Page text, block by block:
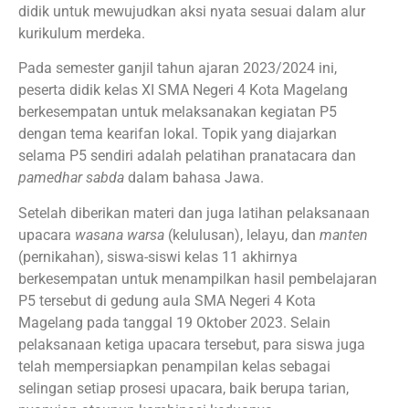
didik untuk mewujudkan aksi nyata sesuai dalam alur
kurikulum merdeka.
Pada semester ganjil tahun ajaran 2023/2024 ini,
peserta didik kelas XI SMA Negeri 4 Kota Magelang
berkesempatan untuk melaksanakan kegiatan P5
dengan tema kearifan lokal. Topik yang diajarkan
selama P5 sendiri adalah pelatihan pranatacara dan
pamedhar sabda dalam bahasa Jawa.
Setelah diberikan materi dan juga latihan pelaksanaan
upacara wasana warsa (kelulusan), lelayu, dan manten
(pernikahan), siswa-siswi kelas 11 akhirnya
berkesempatan untuk menampilkan hasil pembelajaran
P5 tersebut di gedung aula SMA Negeri 4 Kota
Magelang pada tanggal 19 Oktober 2023. Selain
pelaksanaan ketiga upacara tersebut, para siswa juga
telah mempersiapkan penampilan kelas sebagai
selingan setiap prosesi upacara, baik berupa tarian,